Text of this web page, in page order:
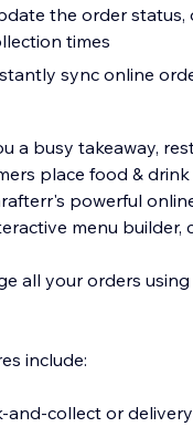
the order
times
sync online
a busy takeaway,
place food &
powerful
menu builder,
all your orders
include:
and-collect or